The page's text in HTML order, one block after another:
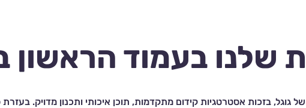
שלנו בעמוד הראשון
גוגל, בזכות אסטרטגיות קידום מתקדמות, תוכן איכותי ותכנון מדויק.